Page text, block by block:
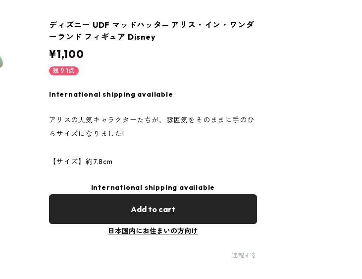
ディズニー UDF マッドハッタ— アリス・イン・ワンダ
ーランド フィギュア Disney
¥1,100
残り1点
International shipping available
アリスの人気キャラクターたちが、雰囲気をそのままに手のひ
らサイズになりました!
【サイズ】約7.8cm
International shipping available
Add to cart
日本国内にお住まいの方向け
通報する